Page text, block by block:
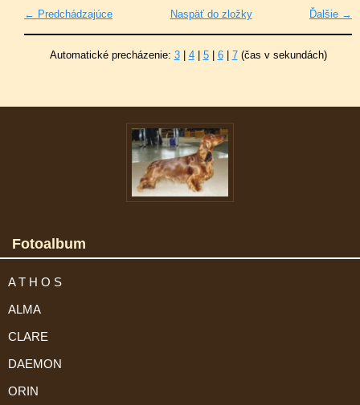
← Predchádzajúce Ďalšie →
Naspäť do zložky
Automatické precházenie: 3| 4| 5| 6| 7(čas v sekundách)
Fotoalbum
A T H O S
ALMA
CLARE
DAEMON
ORIN